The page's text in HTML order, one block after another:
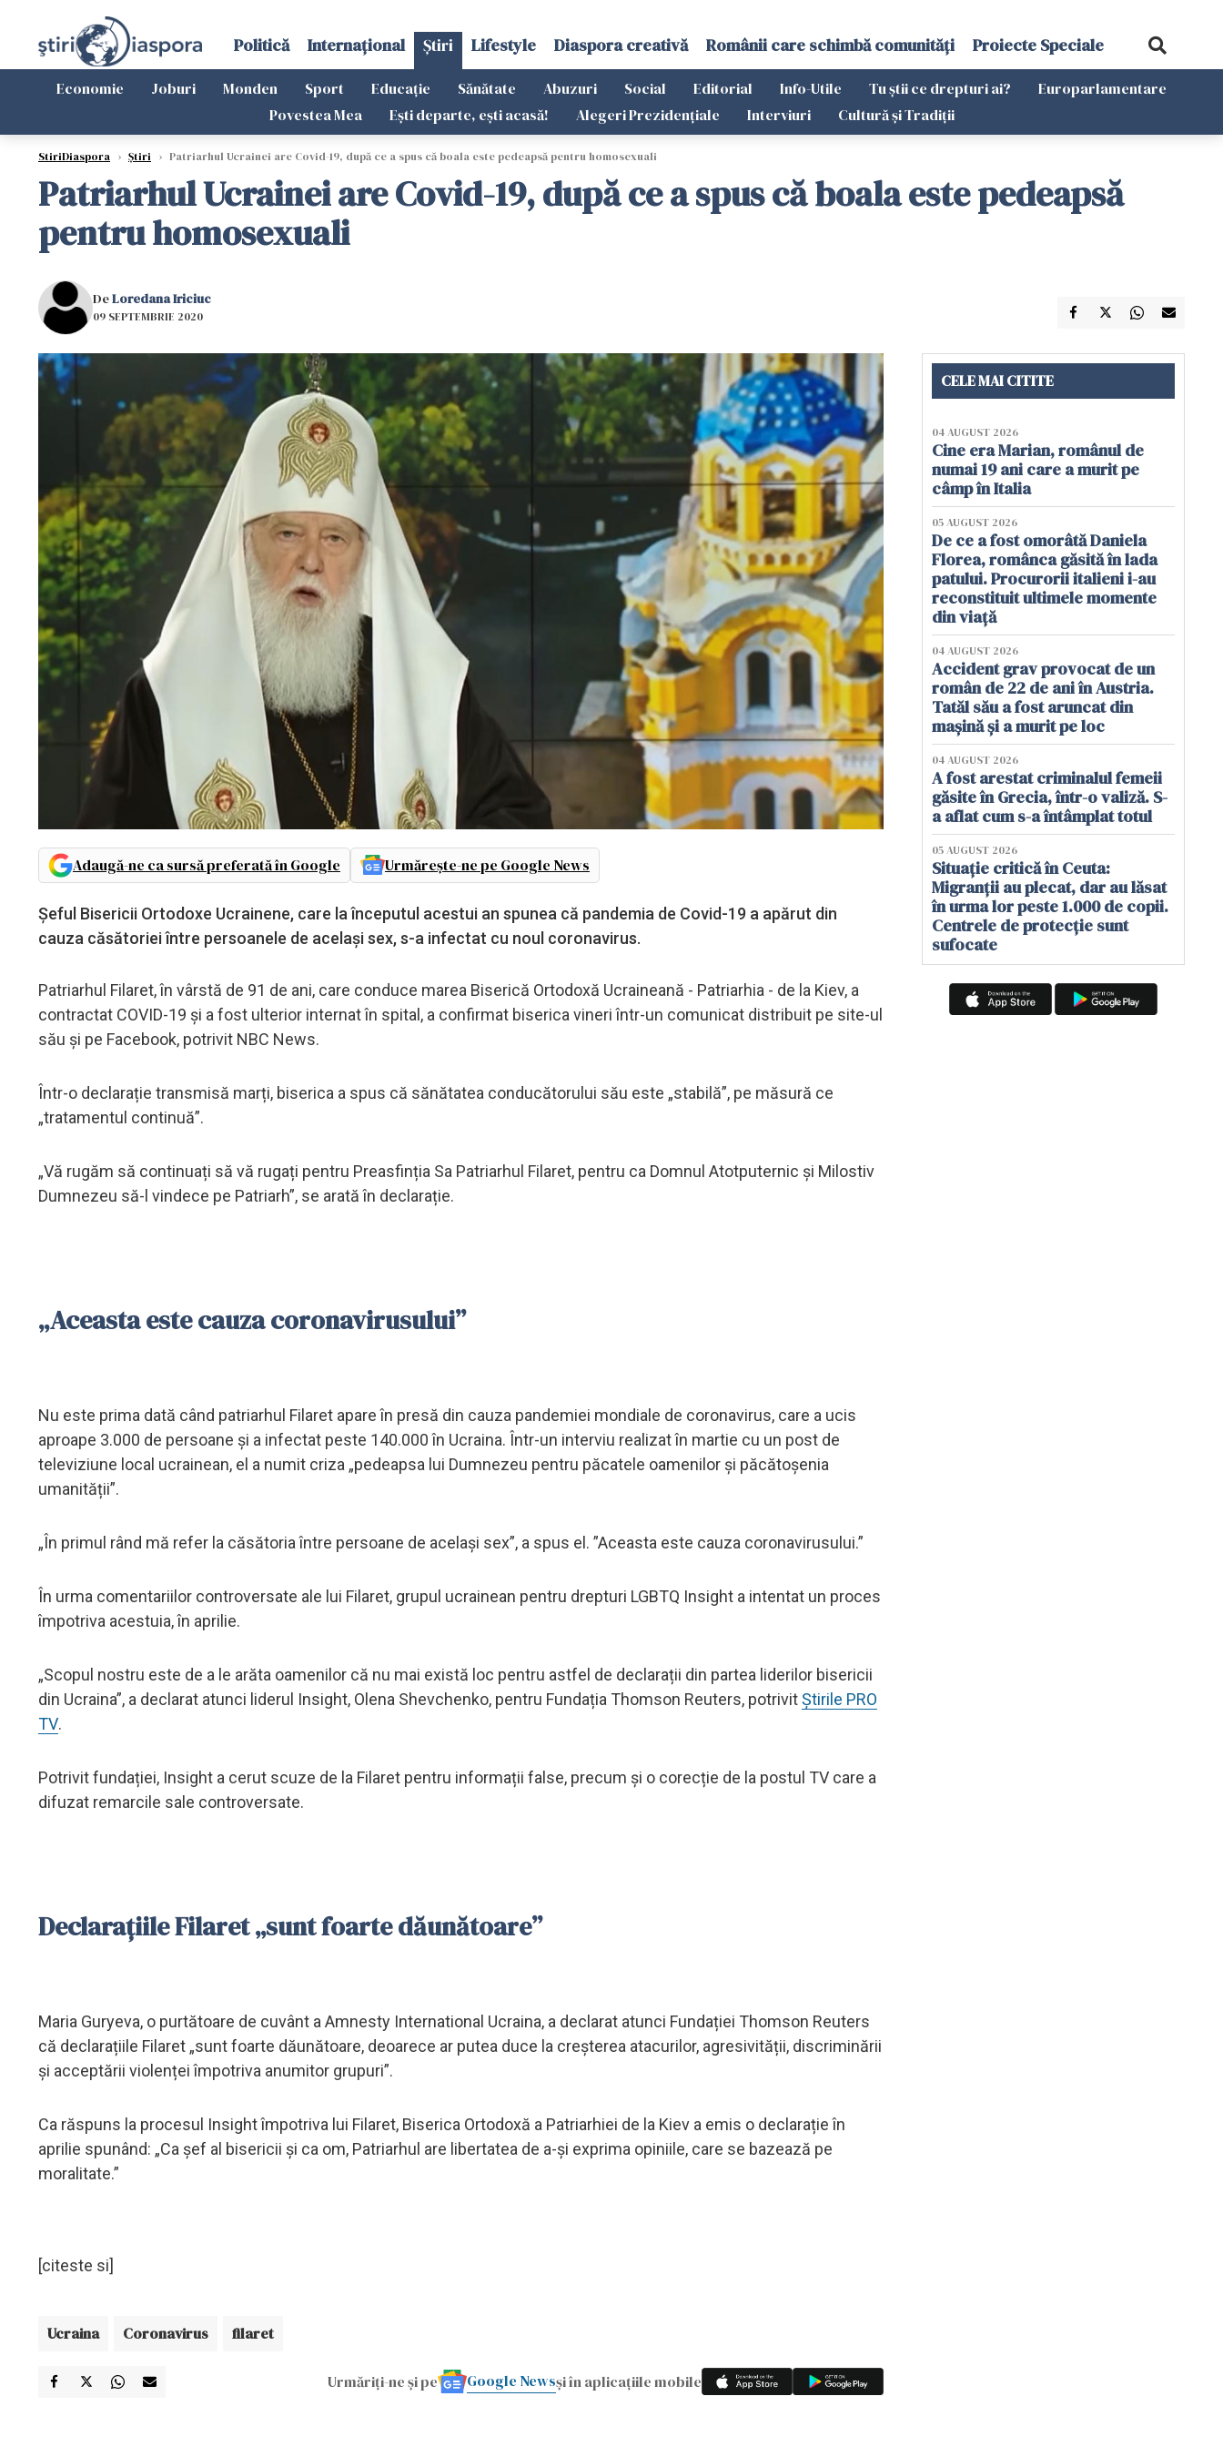
Politică Internațional Știri Lifestyle Diaspora creativă Românii care schimbă comunități Proiecte Speciale
Economie Joburi Monden Sport Educație Sănătate Abuzuri Social Editorial Info-Utile Tu știi ce drepturi ai?
Europarlamentare
Povestea Mea
Ești departe, ești acasă! Alegeri Prezidențiale Interviuri Cultură și Tradiții
StiriDiaspora › Știri › Patriarhul Ucrainei are Covid-19, după ce a spus că boala este pedeapsă pentru homosexuali
Patriarhul Ucrainei are Covid-19, după ce a spus că boala este pedeapsă
pentru homosexuali
DeLoredana Iriciuc
09 SEPTEMBRIE 2020
Adaugă-ne ca sursă preferată în Google Urmărește-ne pe Google News
Șeful Bisericii Ortodoxe Ucrainene, care la începutul acestui an spunea că pandemia de Covid-19 a apărut din
cauza căsătoriei între persoanele de același sex, s-a infectat cu noul coronavirus.
Patriarhul Filaret, în vârstă de 91 de ani, care conduce marea Biserică Ortodoxă Ucraineană - Patriarhia - de la Kiev, a
contractat COVID-19 și a fost ulterior internat în spital, a confirmat biserica vineri într-un comunicat distribuit pe site-ul
său și pe Facebook, potrivit NBC News.
Într-o declarație transmisă marți, biserica a spus că sănătatea conducătorului său este „stabilă”, pe măsură ce
„tratamentul continuă”.
„Vă rugăm să continuați să vă rugați pentru Preasfinția Sa Patriarhul Filaret, pentru ca Domnul Atotputernic și Milostiv
Dumnezeu să-l vindece pe Patriarh”, se arată în declarație.
„Aceasta este cauza coronavirusului”
Nu este prima dată când patriarhul Filaret apare în presă din cauza pandemiei mondiale de coronavirus, care a ucis
aproape 3.000 de persoane și a infectat peste 140.000 în Ucraina. Într-un interviu realizat în martie cu un post de
televiziune local ucrainean, el a numit criza „pedeapsa lui Dumnezeu pentru păcatele oamenilor și păcătoșenia
umanității”.
„În primul rând mă refer la căsătoria între persoane de același sex”, a spus el. ”Aceasta este cauza coronavirusului.”
În urma comentariilor controversate ale lui Filaret, grupul ucrainean pentru drepturi LGBTQ Insight a intentat un proces
împotriva acestuia, în aprilie.
„Scopul nostru este de a le arăta oamenilor că nu mai există loc pentru astfel de declarații din partea liderilor bisericii
din Ucraina”, a declarat atunci liderul Insight, Olena Shevchenko, pentru Fundația Thomson Reuters, potrivitȘtirile PRO
TV.
Potrivit fundației, Insight a cerut scuze de la Filaret pentru informații false, precum și o corecție de la postul TV care a
difuzat remarcile sale controversate.
Declarațiile Filaret „sunt foarte dăunătoare”
Maria Guryeva, o purtătoare de cuvânt a Amnesty International Ucraina, a declarat atunci Fundației Thomson Reuters
că declarațiile Filaret „sunt foarte dăunătoare, deoarece ar putea duce la creșterea atacurilor, agresivității, discriminării
și acceptării violenței împotriva anumitor grupuri”.
Ca răspuns la procesul Insight împotriva lui Filaret, Biserica Ortodoxă a Patriarhiei de la Kiev a emis o declarație în
aprilie spunând: „Ca șef al bisericii și ca om, Patriarhul are libertatea de a-și exprima opiniile, care se bazează pe
moralitate.”
[citeste si]
Ucraina Coronavirus filaret
Urmăriți-ne și pe Google Newsși în aplicațiile mobile
CELE MAI CITITE
04 AUGUST 2026
Cine era Marian, românul de
numai 19 ani care a murit pe
câmp în Italia
05 AUGUST 2026
De ce a fost omorâtă Daniela
Florea, românca găsită în lada
patului. Procurorii italieni i-au
reconstituit ultimele momente
din viață
04 AUGUST 2026
Accident grav provocat de un
român de 22 de ani în Austria.
Tatăl său a fost aruncat din
mașină și a murit pe loc
04 AUGUST 2026
A fost arestat criminalul femeii
găsite în Grecia, într-o valiză. S-
a aflat cum s-a întâmplat totul
05 AUGUST 2026
Situație critică în Ceuta:
Migranții au plecat, dar au lăsat
în urma lor peste 1.000 de copii.
Centrele de protecție sunt
sufocate